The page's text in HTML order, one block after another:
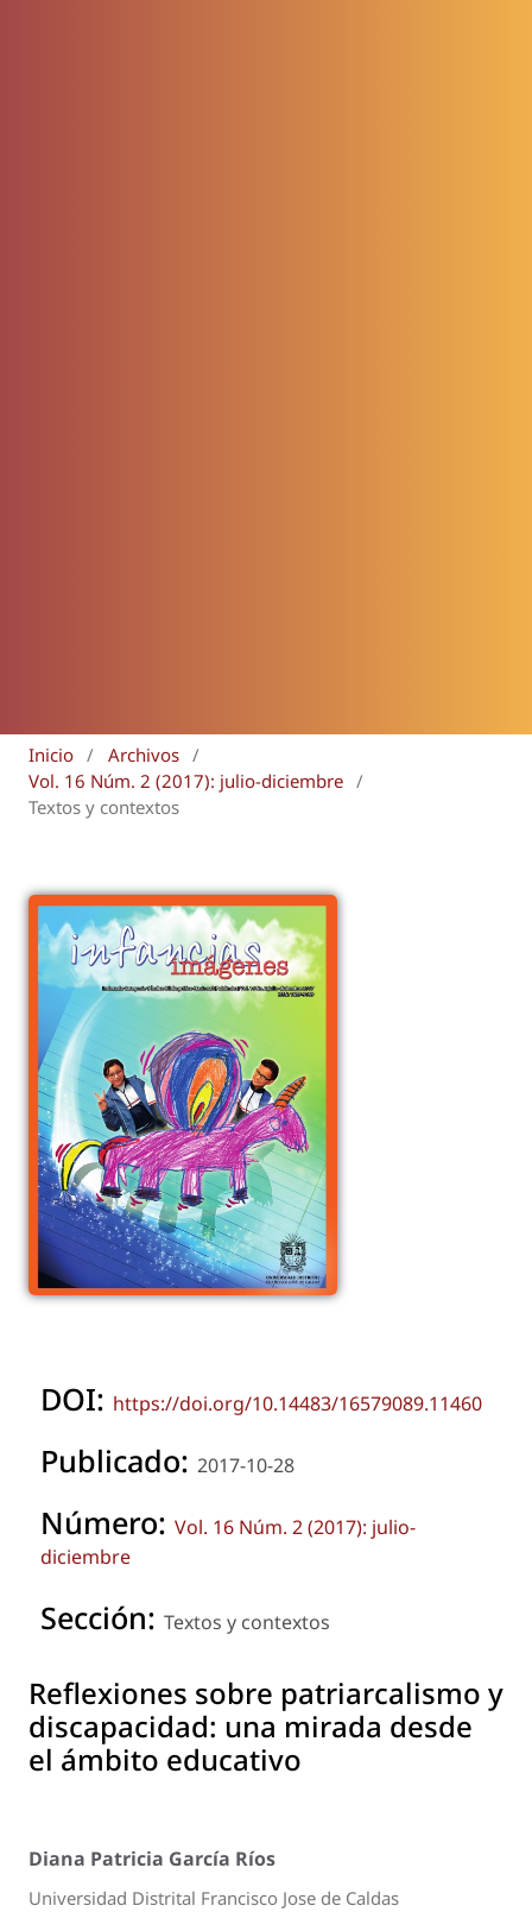
Inicio / Archivos /
Vol. 16 Núm. 2 (2017): julio-diciembre /
Textos y contextos
DOI: https://doi.org/10.14483/16579089.11460
Publicado: 2017-10-28
Número: Vol. 16 Núm. 2 (2017): julio-
diciembre
Sección: Textos y contextos
Reflexiones sobre patriarcalismo y
discapacidad: una mirada desde
el ámbito educativo
Diana Patricia García Ríos
Universidad Distrital Francisco Jose de Caldas